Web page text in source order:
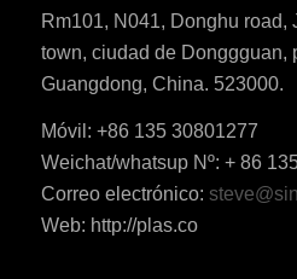
Rm101, N041, Donghu road,
town, ciudad de Donggguan,
Guangdong, China. 523000.
Móvil: +86 135 30801277
Weichat/whatsup Nº: + 86
Correo electrónico:
Web: http://plas.co
TR
AR
PT